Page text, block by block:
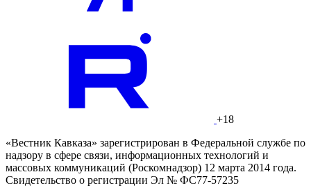
+18
«Вестник Кавказа» зарегистрирован в Федеральной службе по
надзору в сфере связи, информационных технологий и
массовых коммуникаций (Роскомнадзор) 12 марта 2014 года.
Свидетельство о регистрации Эл № ФС77-57235